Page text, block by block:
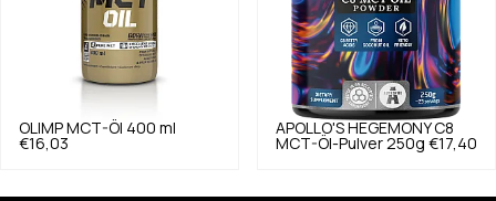
OLIMP MCT-Öl 400 ml
€16,03
APOLLO'S HEGEMONY C8
MCT-Öl-Pulver 250g €17,40